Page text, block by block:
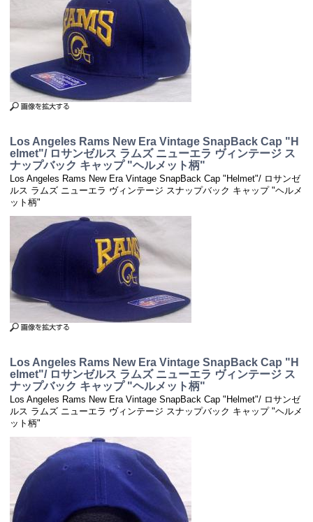
Los Angeles Rams New Era Vintage SnapBack Cap "H
elmet"/ ロサンゼルス ラムズ ニューエラ ヴィンテージ ス
ナップバック キャップ "ヘルメット柄"
Los Angeles Rams New Era Vintage SnapBack Cap "Helmet"/ ロサンゼ
ルス ラムズ ニューエラ ヴィンテージ スナップバック キャップ "ヘルメ
ット柄"
Los Angeles Rams New Era Vintage SnapBack Cap "H
elmet"/ ロサンゼルス ラムズ ニューエラ ヴィンテージ ス
ナップバック キャップ "ヘルメット柄"
Los Angeles Rams New Era Vintage SnapBack Cap "Helmet"/ ロサンゼ
ルス ラムズ ニューエラ ヴィンテージ スナップバック キャップ "ヘルメ
ット柄"